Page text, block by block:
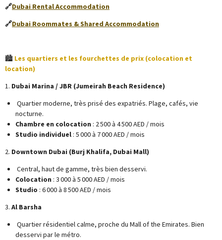
🔗Dubai Rental Accommodation
🔗Dubai Roommates & Shared Accommodation
🏙️ Les quartiers et les fourchettes de prix (colocation et
location)
1. Dubai Marina / JBR (Jumeirah Beach Residence)
Quartier moderne, très prisé des expatriés. Plage, cafés, vie
nocturne.
Chambre en colocation : 2 500 à 4 500 AED / mois
Studio individuel : 5 000 à 7 000 AED / mois
2. Downtown Dubai (Burj Khalifa, Dubai Mall)
Central, haut de gamme, très bien desservi.
Colocation : 3 000 à 5 000 AED / mois
Studio : 6 000 à 8 500 AED / mois
3. Al Barsha
Quartier résidentiel calme, proche du Mall of the Emirates. Bien
desservi par le métro.